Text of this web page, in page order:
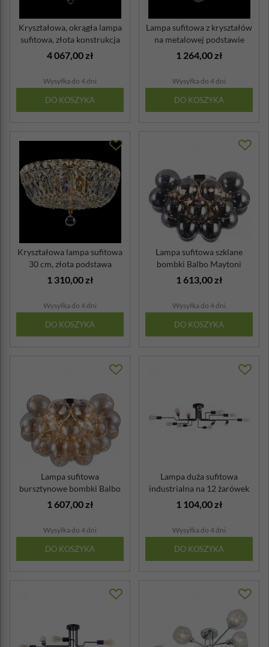
Kryształowa, okrągła lampa
sufitowa, złota konstrukcja
Ba...
4 067,00 zł
Wysyłka do 4 dni
DO KOSZYKA
Lampa sufitowa z kryształów
na metalowej podstawie
Basfor...
1 264,00 zł
Wysyłka do 4 dni
DO KOSZYKA
Kryształowa lampa sufitowa
30 cm, złota podstawa
Basfor M...
1 310,00 zł
Wysyłka do 4 dni
DO KOSZYKA
Lampa sufitowa szklane
bombki Balbo Maytoni
Modern
1 613,00 zł
Wysyłka do 4 dni
DO KOSZYKA
Lampa sufitowa
bursztynowe bombki Balbo
Maytoni Modern
1 607,00 zł
Wysyłka do 4 dni
DO KOSZYKA
Lampa duża sufitowa
industrialna na 12 żarówek
retro Gilb...
1 104,00 zł
Wysyłka do 4 dni
DO KOSZYKA